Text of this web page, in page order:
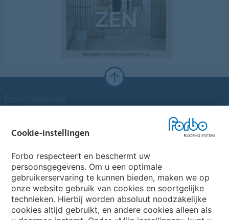
Forbo Flooring Systems
Forbo Movement Systems
Cookie-instellingen
Forbo respecteert en beschermt uw
persoonsgegevens. Om u een optimale
gebruikerservaring te kunnen bieden, maken we op
onze website gebruik van cookies en soortgelijke
technieken. Hierbij worden absoluut noodzakelijke
cookies altijd gebruikt, en andere cookies alleen als